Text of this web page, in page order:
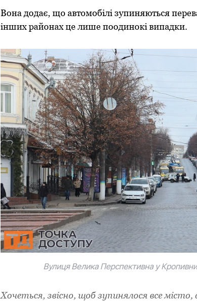
Вона додає, що автомобілі зупиняються
інших районах це лише поодинокі випадки.
Вулиця Велика Перспективна у
Хочеться, звісно, щоб зупинялося все місто,